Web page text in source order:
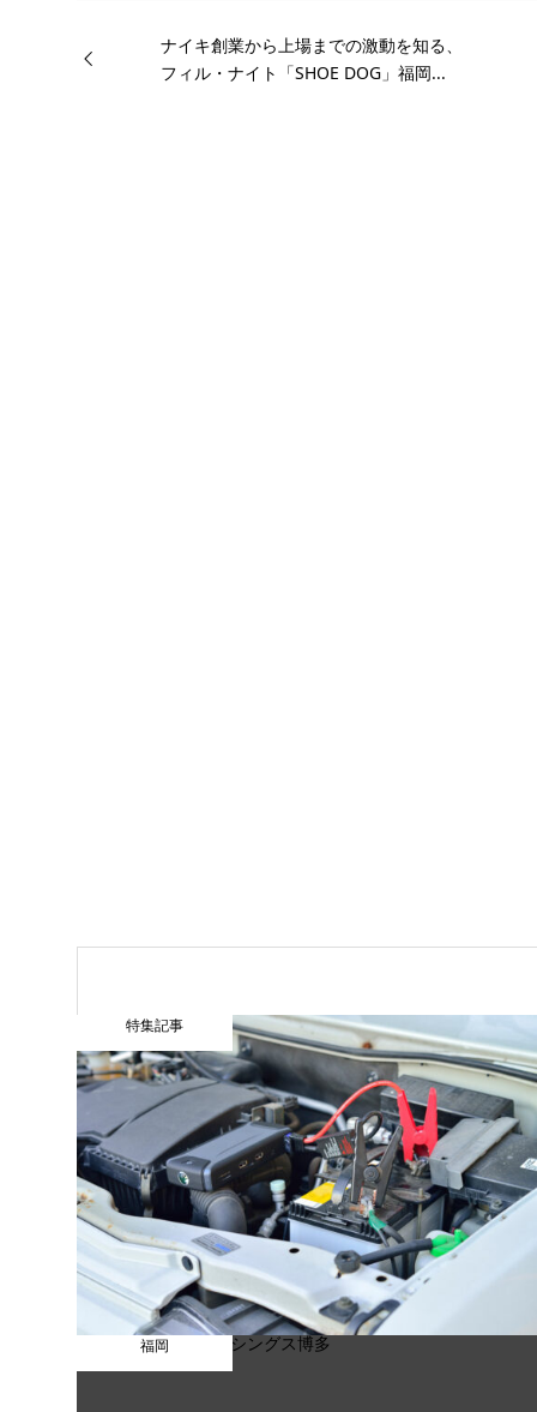
ナイキ創業から上場までの激動を知る、
フィル・ナイト「SHOE DOG」福岡...
特集記事
福岡